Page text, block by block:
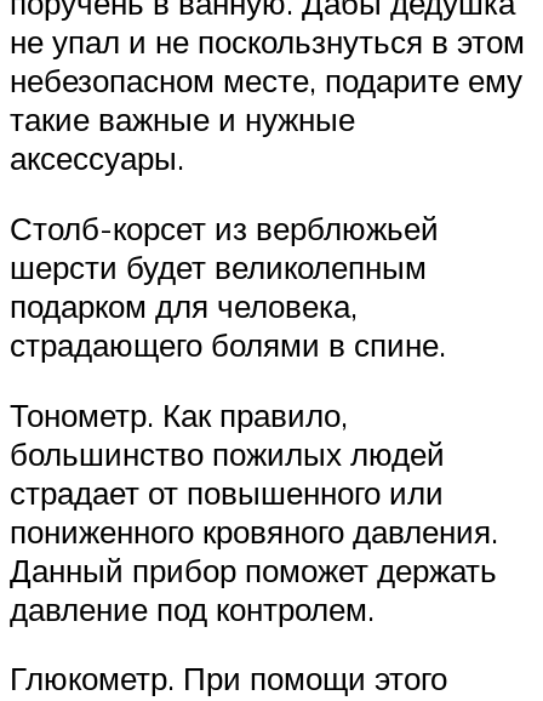
не упал и не поскользнуться в этом
небезопасном месте, подарите ему
такие важные и нужные
аксессуары.
Столб-корсет из верблюжьей
шерсти будет великолепным
подарком для человека,
страдающего болями в спине.
Тонометр. Как правило,
большинство пожилых людей
страдает от повышенного или
пониженного кровяного давления.
Данный прибор поможет держать
давление под контролем.
Глюкометр. При помощи этого